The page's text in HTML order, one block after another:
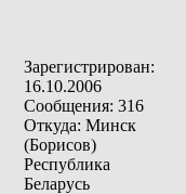
Зарегистрирован:
16.10.2006
Сообщения: 316
Откуда: Минск
(Борисов)
Республика
Беларусь